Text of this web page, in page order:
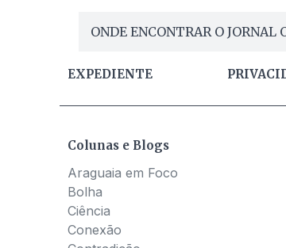
ONDE ENCONTRAR O JORNAL
EXPEDIENTE
Colunas e Blogs
Araguaia em Foco
Bolha
Ciência
Conexão